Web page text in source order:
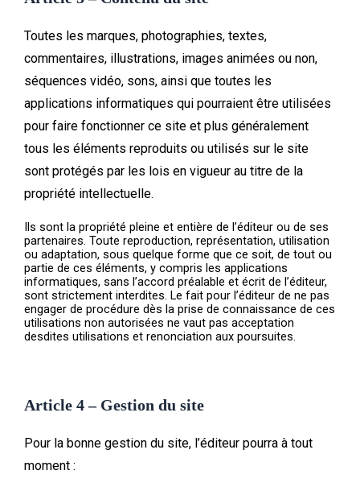
Toutes les marques, photographies, textes,
commentaires, illustrations, images animées ou non,
séquences vidéo, sons, ainsi que toutes les
applications informatiques qui pourraient être utilisées
pour faire fonctionner ce site et plus généralement
tous les éléments reproduits ou utilisés sur le site
sont protégés par les lois en vigueur au titre de la
propriété intellectuelle.
Ils sont la propriété pleine et entière de l’éditeur ou de ses
partenaires. Toute reproduction, représentation, utilisation
ou adaptation, sous quelque forme que ce soit, de tout ou
partie de ces éléments, y compris les applications
informatiques, sans l’accord préalable et écrit de l’éditeur,
sont strictement interdites. Le fait pour l’éditeur de ne pas
engager de procédure dès la prise de connaissance de ces
utilisations non autorisées ne vaut pas acceptation
desdites utilisations et renonciation aux poursuites.
Article 4 – Gestion du site
Pour la bonne gestion du site, l’éditeur pourra à tout
moment :